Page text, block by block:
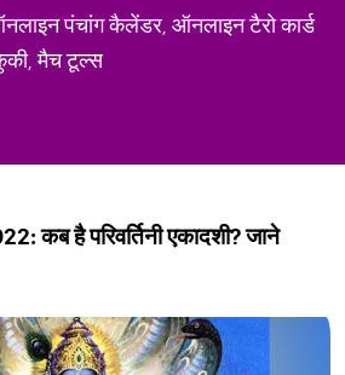
पंचांग कैलेंडर, ऑनलाइन टैरो कार्ड
मैच टूल्स
कब है परिवर्तिनी एकादशी? जाने